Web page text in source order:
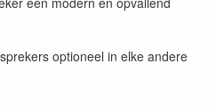
optioneel in elke andere